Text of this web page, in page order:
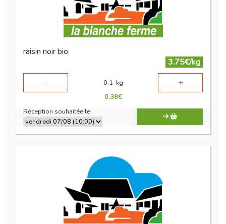
raisin noir bio
3.75€/kg
-
0.1 kg +
0.38€
Réception souhaitée le